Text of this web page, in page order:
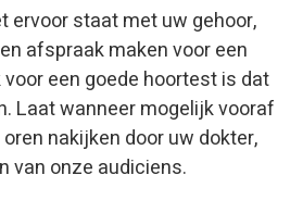
ervoor staat met uw gehoor,
afspraak maken voor een
een goede hoortest is dat
Laat wanneer mogelijk vooraf
nakijken door uw dokter,
van onze audiciens.